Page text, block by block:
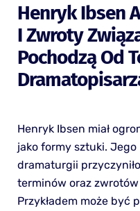
Henryk Ibsen
I Zwroty
Pochodzą Od
Henryk Ibsen miał
jako formy sztuki.
dramaturgii
terminów oraz
Przykładem może być